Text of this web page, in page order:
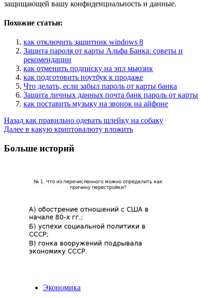
защищающей вашу конфиденциальность и данные.
Похожие статьи:
как отключить защитник windows 8
Защита пароля от карты Альфа Банка: советы и
рекомендации
как отменить подписку на эпл мьюзик
как подготовить ноутбук к продаже
Что делать, если забыл пароль от карты банка
Защита личных данных почта банк пароль от карты
как поставить музыку на звонок на айфоне
Post
Navigation
Назад как правильно одевать шлейку на собаку
Далее в какую криптовалюту вложить
Больше историй
Экономика